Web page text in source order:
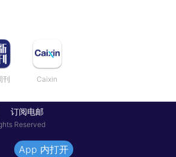
刊 Caixin
订阅电邮
Reserved
App 内打开